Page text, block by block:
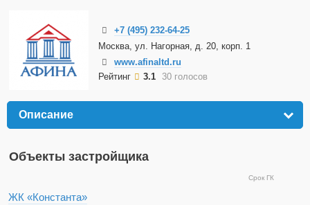
+7 (495) 232-64-25
Москва, ул. Нагорная, д. 20, корп. 1
www.afinaltd.ru
Рейтинг
3.1 30 голосов
Описание
Объекты застройщика
Срок ГК
ЖК «Константа»